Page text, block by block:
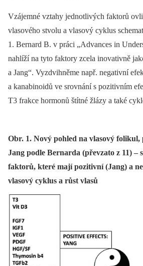
Vzájemné vztahy jednotlivých faktorů
vlasového stvolu a vlasový cyklus
1. Bernard B. v práci „Advances in
nahlíží na tyto faktory zcela inovativně
a Jang“. Vyzdvihněme např. negativní
a kanabinoidů ve srovnání s pozitivním
T3 frakce hormonů štítné žlázy a také
Obr. 1. Nový pohled na vlasový folikul,
Jang podle Bernarda (převzato z 11) –
faktorů, které mají pozitivní (Jang) a
vlasový cyklus a růst vlasů